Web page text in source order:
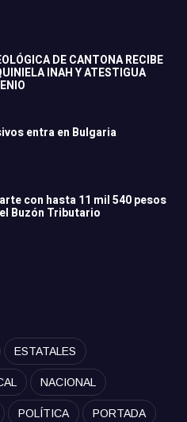
DE CANTONA RECIBE
INAH Y ATESTIGUA
entra en Bulgaria
con hasta 11 mil 540 pesos
Buzón Tributario
ESTATALES
NACIONAL
POLÍTICA PORTADA